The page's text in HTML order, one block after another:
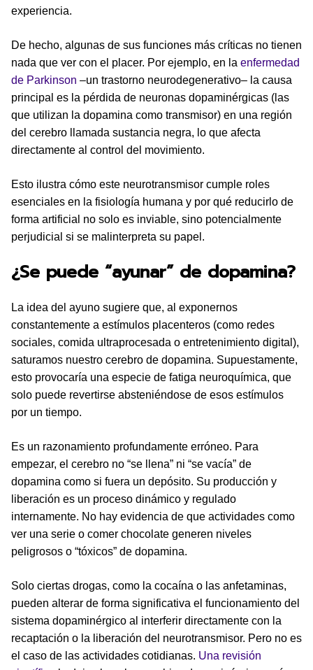
experiencia.
De hecho, algunas de sus funciones más críticas no tienen
nada que ver con el placer. Por ejemplo, en la enfermedad
de Parkinson –un trastorno neurodegenerativo– la causa
principal es la pérdida de neuronas dopaminérgicas (las
que utilizan la dopamina como transmisor) en una región
del cerebro llamada sustancia negra, lo que afecta
directamente al control del movimiento.
Esto ilustra cómo este neurotransmisor cumple roles
esenciales en la fisiología humana y por qué reducirlo de
forma artificial no solo es inviable, sino potencialmente
perjudicial si se malinterpreta su papel.
¿Se puede “ayunar” de dopamina?
La idea del ayuno sugiere que, al exponernos
constantemente a estímulos placenteros (como redes
sociales, comida ultraprocesada o entretenimiento digital),
saturamos nuestro cerebro de dopamina. Supuestamente,
esto provocaría una especie de fatiga neuroquímica, que
solo puede revertirse absteniéndose de esos estímulos
por un tiempo.
Es un razonamiento profundamente erróneo. Para
empezar, el cerebro no “se llena” ni “se vacía” de
dopamina como si fuera un depósito. Su producción y
liberación es un proceso dinámico y regulado
internamente. No hay evidencia de que actividades como
ver una serie o comer chocolate generen niveles
peligrosos o “tóxicos” de dopamina.
Solo ciertas drogas, como la cocaína o las anfetaminas,
pueden alterar de forma significativa el funcionamiento del
sistema dopaminérgico al interferir directamente con la
recaptación o la liberación del neurotransmisor. Pero no es
el caso de las actividades cotidianas. Una revisión